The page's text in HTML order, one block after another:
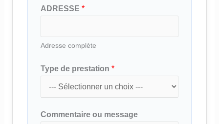
T
y
e
A
E
ADRESSE *
Adresse complète
Type de prestation *
Commentaire ou message